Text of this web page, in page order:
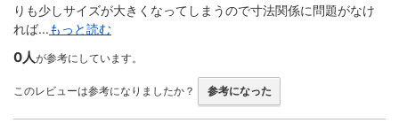
りも少しサイズが大きくなってしまうので寸法関係に問題がなけ
れば...もっと読む
0人が参考にしています。
このレビューは参考になりましたか？ 参考になった